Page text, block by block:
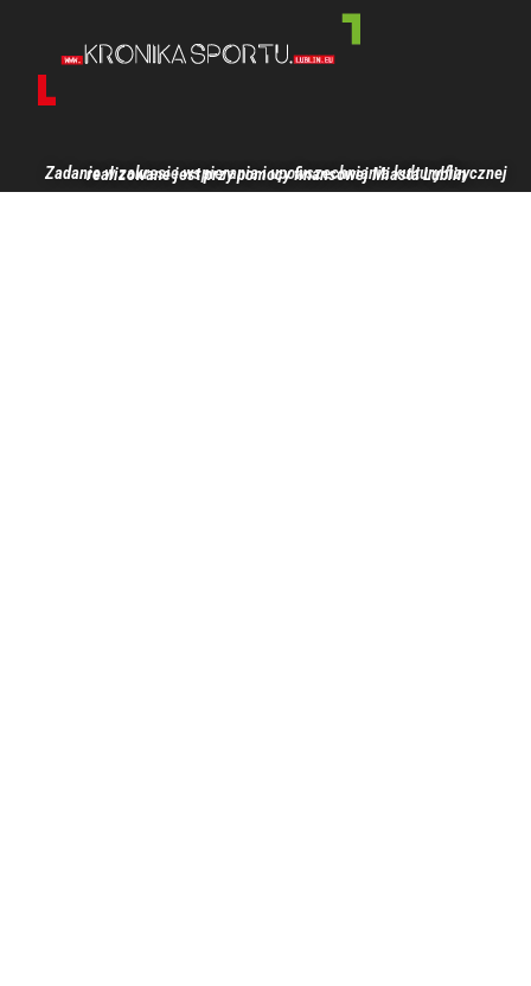
Zadanie w zakresie wspierania i upowszechniania kultury fizycznej realizowane jest przy pomocy finansowej Miasta Lublin